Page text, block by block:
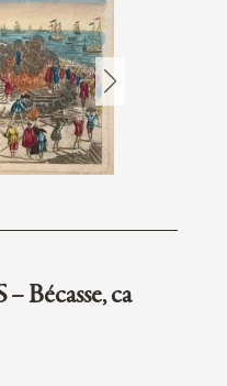
Bécasse, ca